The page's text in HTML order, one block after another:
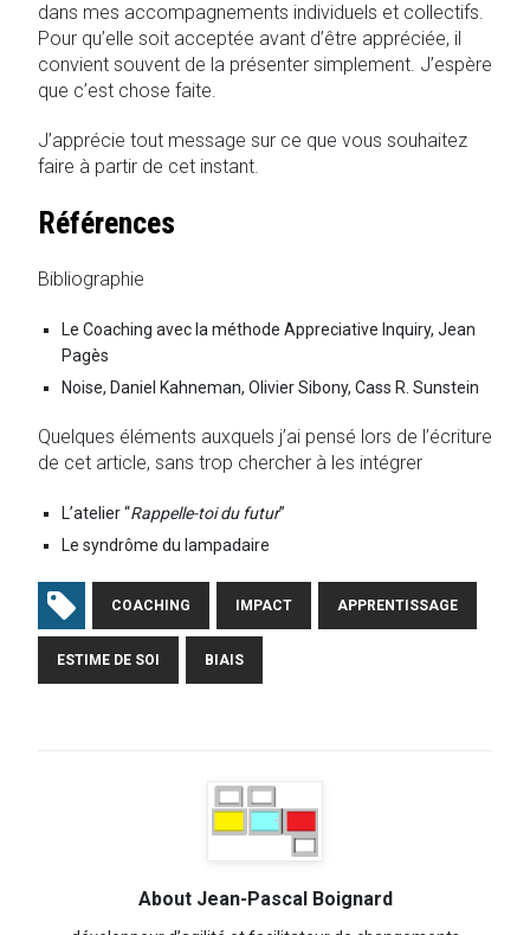
dans mes accompagnements individuels et collectifs.
Pour qu’elle soit acceptée avant d’être appréciée, il
convient souvent de la présenter simplement. J’espère
que c’est chose faite.
J’apprécie tout message sur ce que vous souhaitez
faire à partir de cet instant.
Références
Bibliographie
Le Coaching avec la méthode Appreciative Inquiry, Jean
Pagès
Noise, Daniel Kahneman, Olivier Sibony, Cass R. Sunstein
Quelques éléments auxquels j’ai pensé lors de l’écriture
de cet article, sans trop chercher à les intégrer
L’atelier “Rappelle-toi du futur”
Le syndrôme du lampadaire
COACHING IMPACT APPRENTISSAGE
ESTIME DE SOI BIAIS
About Jean-Pascal Boignard